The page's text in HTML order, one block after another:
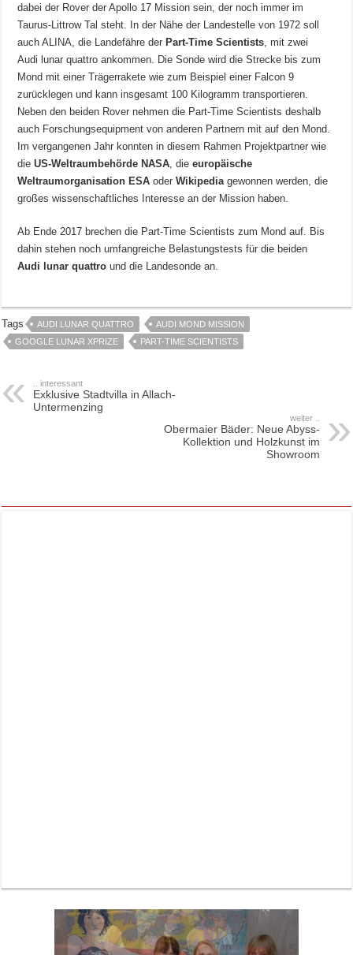
dabei der Rover der Apollo 17 Mission sein, der noch immer im
Taurus-Littrow Tal steht. In der Nähe der Landestelle von 1972 soll
auch ALINA, die Landefähre derPart-Time Scientists , mit zwei
Audi lunar quattro ankommen. Die Sonde wird die Strecke bis zum
Mond mit einer Trägerrakete wie zum Beispiel einer Falcon 9
zurücklegen und kann insgesamt 100 Kilogramm transportieren.
Neben den beiden Rover nehmen die Part-Time Scientists deshalb
auch Forschungsequipment von anderen Partnern mit auf den Mond.
Im vergangenen Jahr konnten in diesem Rahmen Projektpartner wie
dieUS-Weltraumbehörde NASA , dieeuropäische
Weltraumorganisation ESA oderWikipedia gewonnen werden, die
großes wissenschaftliches Interesse an der Mission haben.
Ab Ende 2017 brechen die Part-Time Scientists zum Mond auf. Bis
dahin stehen noch umfangreiche Belastungstests für die beiden
Audi lunar quattro und die Landesonde an.
Tags AUDI LUNAR QUATTRO
AUDI MOND MISSION
GOOGLE LUNAR XPRIZE
PART-TIME SCIENTISTS
.. interessant
Exklusive Stadtvilla in Allach-
Untermenzing
weiter ..
Obermaier Bäder: Neue Abyss-
Kollektion und Holzkunst im
Showroom